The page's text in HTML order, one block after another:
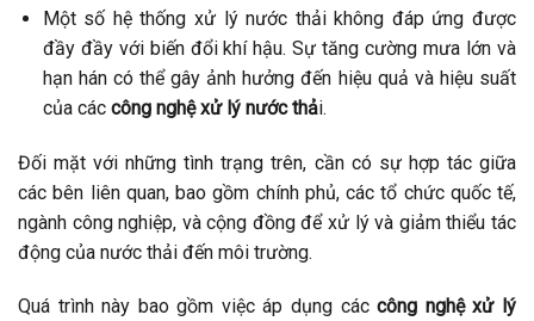
Một số hệ thống xử lý nước thải không đáp ứng được
đầy đầy với biến đổi khí hậu. Sự tăng cường mưa lớn và
hạn hán có thể gây ảnh hưởng đến hiệu quả và hiệu suất
của các công nghệ xử lý nước thải.
Đối mặt với những tình trạng trên, cần có sự hợp tác giữa
các bên liên quan, bao gồm chính phủ, các tổ chức quốc tế,
ngành công nghiệp, và cộng đồng để xử lý và giảm thiểu tác
động của nước thải đến môi trường.
Quá trình này bao gồm việc áp dụng cáccông nghệ xử lý